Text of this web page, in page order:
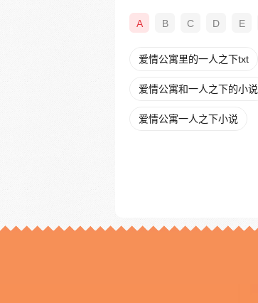
A B C D E
爱情公寓里的一人之下txt
爱情公寓和一人之下的小说
爱情公寓一人之下小说